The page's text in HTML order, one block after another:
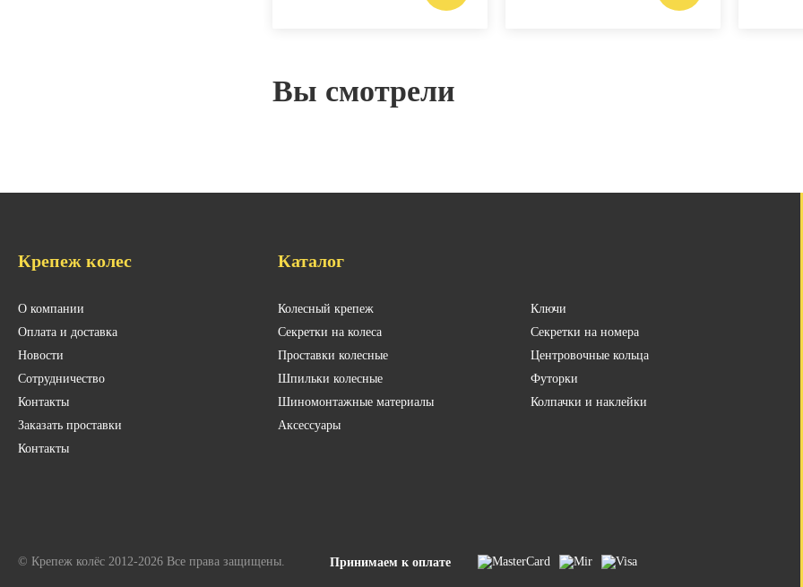
Вы смотрели
Крепеж колес
О компании
Оплата и доставка
Новости
Сотрудничество
Контакты
Заказать проставки
Контакты
Каталог
Колесный крепеж
Ключи
Секретки на колеса
Секретки на номера
Проставки колесные
Центровочные кольца
Шпильки колесные
Футорки
Шиномонтажные материалы
Колпачки и наклейки
Аксессуары
© Крепеж колёс 2012-2026 Все права защищены. Принимаем к оплате